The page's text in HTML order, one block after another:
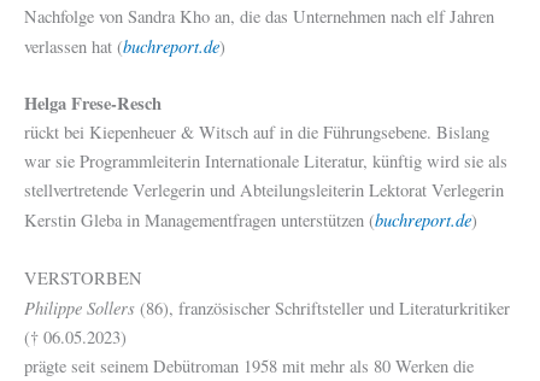
Nachfolge von Sandra Kho an, die das Unternehmen nach elf Jahren
verlassen hat (buchreport.de)
Helga Frese-Resch
rückt bei Kiepenheuer & Witsch auf in die Führungsebene. Bislang
war sie Programmleiterin Internationale Literatur, künftig wird sie als
stellvertretende Verlegerin und Abteilungsleiterin Lektorat Verlegerin
Kerstin Gleba in Managementfragen unterstützen (buchreport.de)
VERSTORBEN
Philippe Sollers (86), französischer Schriftsteller und Literaturkritiker
(† 06.05.2023)
prägte seit seinem Debütroman 1958 mit mehr als 80 Werken die